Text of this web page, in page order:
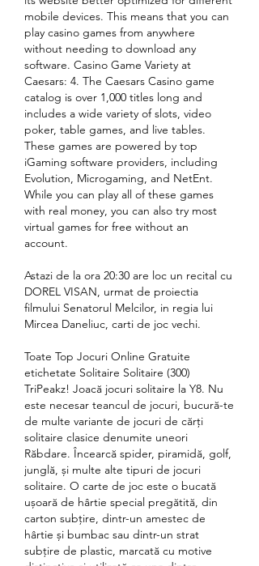
mobile devices. This means that you can
play casino games from anywhere
without needing to download any
software. Casino Game Variety at
Caesars: 4. The Caesars Casino game
catalog is over 1,000 titles long and
includes a wide variety of slots, video
poker, table games, and live tables.
These games are powered by top
iGaming software providers, including
Evolution, Microgaming, and NetEnt.
While you can play all of these games
with real money, you can also try most
virtual games for free without an
account.
Astazi de la ora 20:30 are loc un recital cu
DOREL VISAN, urmat de proiectia
filmului Senatorul Melcilor, in regia lui
Mircea Daneliuc, carti de joc vechi.
Toate Top Jocuri Online Gratuite
etichetate Solitaire Solitaire (300)
TriPeakz! Joacă jocuri solitaire la Y8. Nu
este necesar teancul de jocuri, bucură-te
de multe variante de jocuri de cărți
solitaire clasice denumite uneori
Răbdare. Încearcă spider, piramidă, golf,
junglă, și multe alte tipuri de jocuri
solitaire. O carte de joc este o bucată
ușoară de hârtie special pregătită, din
carton subțire, dintr-un amestec de
hârtie și bumbac sau dintr-un strat
subțire de plastic, marcată cu motive